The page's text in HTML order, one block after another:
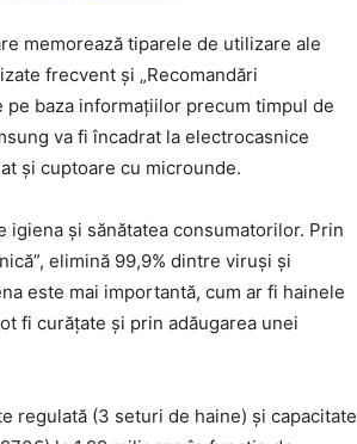
memorează tiparele de utilizare ale
frecvent și „Recomandări
pe baza informațiilor precum timpul de
va fi încadrat la electrocasnice
și cuptoare cu microunde.
și sănătatea consumatorilor. Prin
elimină 99,9% dintre viruși și
este mai importantă, cum ar fi hainele
fi curățate și prin adăugarea unei
regulată (3 seturi de haine) și capacitate